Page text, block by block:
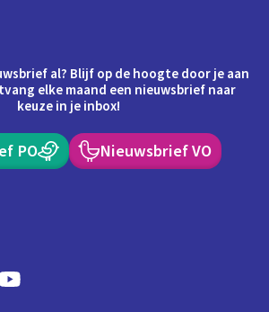
al? Blijf op de hoogte door je aan
elke maand een nieuwsbrief naar
keuze in je inbox!
PO Nieuwsbrief VO